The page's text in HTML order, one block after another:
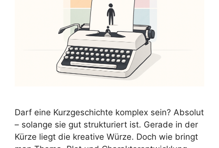
Darf eine Kurzgeschichte komplex sein? Absolut
– solange sie gut strukturiert ist. Gerade in der
Kürze liegt die kreative Würze. Doch wie bringt